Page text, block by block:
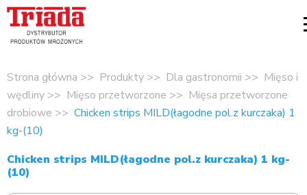
Strona główna Produkty Dla gastronomii
Mięso i
wędliny
Mięso przetworzone
Mięsa przetworzone
drobiowe
Chicken strips MILD(łagodne pol.z kurczaka) 1
kg-(10)
Chicken strips MILD(łagodne pol.z kurczaka) 1 kg-
(10)